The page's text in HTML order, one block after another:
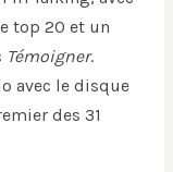
top 20 et un
Témoigner.
avec le disque
des 31